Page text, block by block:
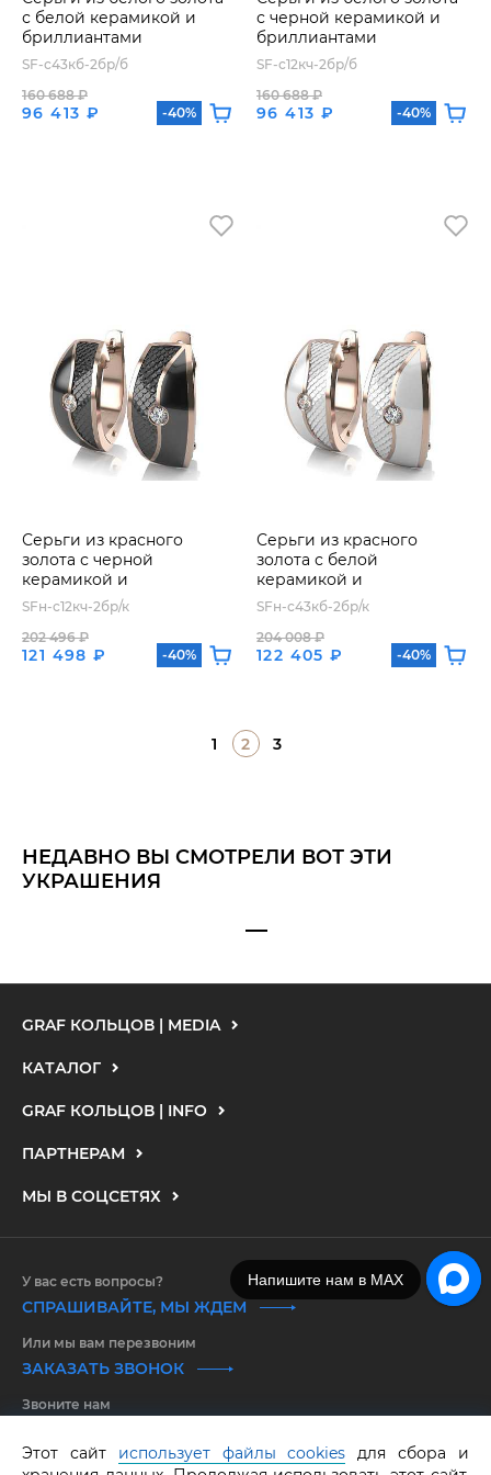
с белой керамикой и
бриллиантами
SF-с43кб-2бр/б
96 413 ₽
160 688 ₽
-40%
с черной керамикой и
бриллиантами
SF-с12кч-2бр/б
96 413 ₽
160 688 ₽
-40%
Серьги из красного
золота с черной
керамикой и
бриллиантами
SFн-с12кч-2бр/к
121 498 ₽
202 496 ₽
-40%
Серьги из красного
золота с белой
керамикой и
бриллиантами
SFн-с43кб-2бр/к
122 405 ₽
204 008 ₽
-40%
1 2 3
НЕДАВНО ВЫ СМОТРЕЛИ ВОТ ЭТИ
УКРАШЕНИЯ
GRAF КОЛЬЦОВ | MEDIA
КАТАЛОГ
GRAF КОЛЬЦОВ | INFO
ПАРТНЕРАМ
МЫ В СОЦСЕТЯХ
У вас есть вопросы?
СПРАШИВАЙТЕ, МЫ ЖДЕМ
Или мы вам перезвоним
ЗАКАЗАТЬ ЗВОНОК
Звоните нам
Этот сайт использует файлы cookies для сбора и
Напишите нам в MAX